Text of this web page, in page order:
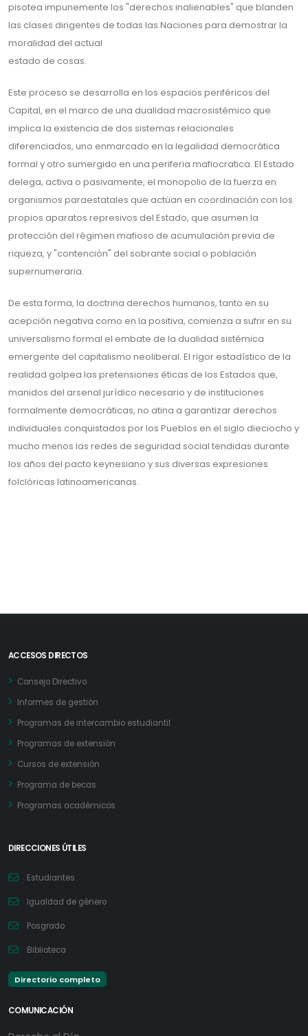
pisotea impunemente los "derechos inalienables" que blanden
las clases dirigentes de todas las Naciones para demostrar la
moralidad del actual
estado de cosas.
Este proceso se desarrolla en los espacios periféricos del
Capital, en el marco de una dualidad macrosistémico que
implica la existencia de dos sistemas relacionales
diferenciados, uno enmarcado en la legalidad democrática
formal y otro sumergido en una periferia mafiocratica. El Estado
delega, activa o pasivamente, el monopolio de la fuerza en
organismos paraestatales que actúan en coordinación con los
propios aparatos represivos del Estado, que asumen la
protección del régimen mafioso de acumulación previa de
riqueza, y "contención" del sobrante social o población
supernumeraria.
De esta forma, la doctrina derechos humanos, tanto en su
acepción negativa como en la positiva, comienza a sufrir en su
universalismo formal el embate de la dualidad sistémica
emergente del capitalismo neoliberal. El rigor estadístico de la
realidad golpea las pretensiones éticas de los Estados que,
manidos del arsenal jurídico necesario y de instituciones
formalmente democráticas, no atina a garantizar derechos
individuales conquistados por los Pueblos en el siglo dieciocho y
mucho menos las redes de seguridad social tendidas durante
los años del pacto keynesiano y sus diversas expresiones
folclóricas latinoamericanas.
ACCESOS DIRECTOS
Consejo Directivo
Informes de gestión
Programas de intercambio estudiantil
Programas de extensión
Cursos de extensión
Programa de becas
Programas académicos
DIRECCIONES ÚTILES
Estudiantes
Igualdad de género
Posgrado
Biblioteca
Directorio completo
COMUNICACIÓN